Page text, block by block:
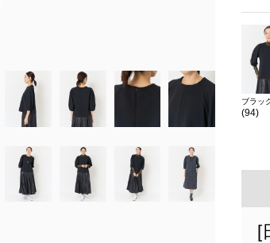
ブラッ
(94)
[